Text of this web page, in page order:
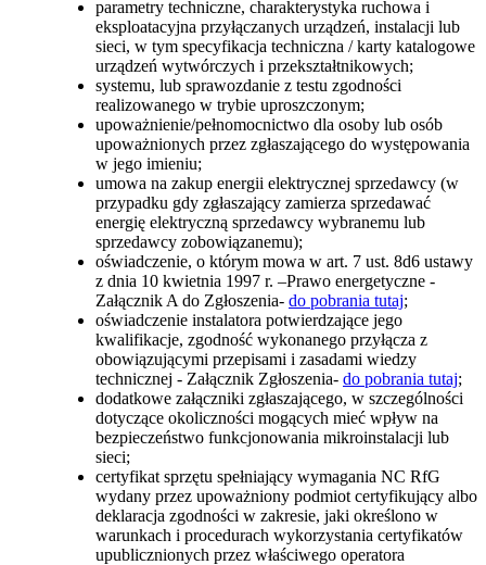
parametry techniczne, charakterystyka ruchowa i
eksploatacyjna przyłączanych urządzeń, instalacji lub
sieci, w tym specyfikacja techniczna / karty katalogowe
urządzeń wytwórczych i przekształtnikowych;
systemu, lub sprawozdanie z testu zgodności
realizowanego w trybie uproszczonym;
upoważnienie/pełnomocnictwo dla osoby lub osób
upoważnionych przez zgłaszającego do występowania
w jego imieniu;
umowa na zakup energii elektrycznej sprzedawcy (w
przypadku gdy zgłaszający zamierza sprzedawać
energię elektryczną sprzedawcy wybranemu lub
sprzedawcy zobowiązanemu);
oświadczenie, o którym mowa w art. 7 ust. 8d6 ustawy
z dnia 10 kwietnia 1997 r. –Prawo energetyczne -
Załącznik A do Zgłoszenia- do pobrania tutaj;
oświadczenie instalatora potwierdzające jego
kwalifikacje, zgodność wykonanego przyłącza z
obowiązującymi przepisami i zasadami wiedzy
technicznej - Załącznik Zgłoszenia- do pobrania tutaj;
dodatkowe załączniki zgłaszającego, w szczególności
dotyczące okoliczności mogących mieć wpływ na
bezpieczeństwo funkcjonowania mikroinstalacji lub
sieci;
certyfikat sprzętu spełniający wymagania NC RfG
wydany przez upoważniony podmiot certyfikujący albo
deklaracja zgodności w zakresie, jaki określono w
warunkach i procedurach wykorzystania certyfikatów
upublicznionych przez właściwego operatora